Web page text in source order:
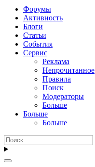
Форумы
Активность
Блоги
Статьи
События
Сервис
Реклама
Непрочитанное
Правила
Поиск
Модераторы
Больше
Больше
Больше